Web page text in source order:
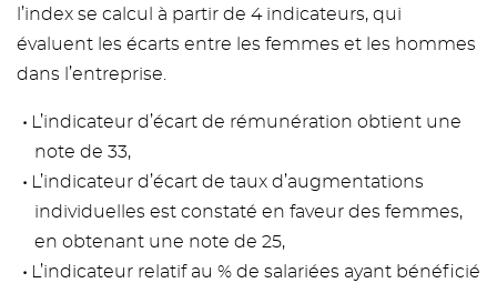
l’index se calcul à partir de 4 indicateurs, qui
évaluent les écarts entre les femmes et les hommes
dans l’entreprise.
L’indicateur d’écart de rémunération obtient une
note de 33,
L’indicateur d’écart de taux d’augmentations
individuelles est constaté en faveur des femmes,
en obtenant une note de 25,
L’indicateur relatif au % de salariées ayant bénéficié